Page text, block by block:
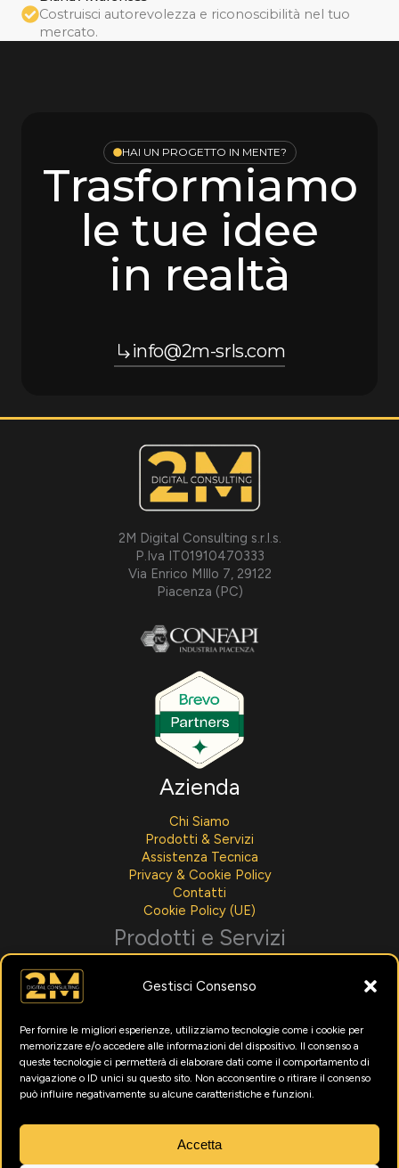
Gestisci Consenso
Per fornire le migliori esperienze, utilizziamo tecnologie come i cookie per
memorizzare e/o accedere alle informazioni del dispositivo. Il consenso a
queste tecnologie ci permetterà di elaborare dati come il comportamento di
navigazione o ID unici su questo sito. Non acconsentire o ritirare il consenso
può influire negativamente su alcune caratteristiche e funzioni.
Accetta
Costruisci autorevolezza e riconoscibilità nel tuo
mercato.
HAI UN PROGETTO IN MENTE?
Trasformiamo
le tue idee
in realtà
info@2m-srls.com
2M Digital Consulting s.r.l.s.
P.Iva IT01910470333
Via Enrico MIllo 7, 29122
Piacenza (PC)
Azienda
Chi Siamo
Prodotti & Servizi
Assistenza Tecnica
Privacy & Cookie Policy
Contatti
Cookie Policy (UE)
Prodotti e Servizi
Integrazioni AI
Noleggio Per Aziende
Menù Digitali
Formazione Intelligenza Artificiale
Marketing Digitale
Utility
News